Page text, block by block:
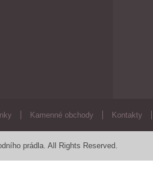
Kamenné obchody Kontakty
prádla. All Rights Reserved.